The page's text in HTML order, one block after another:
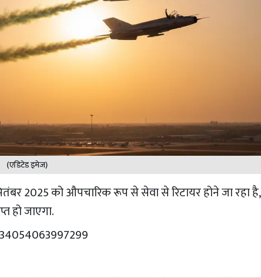
(एडिटेड इमेज)
2025 को औपचारिक रूप से सेवा से रिटायर होने जा रहा है,
हो जाएगा.